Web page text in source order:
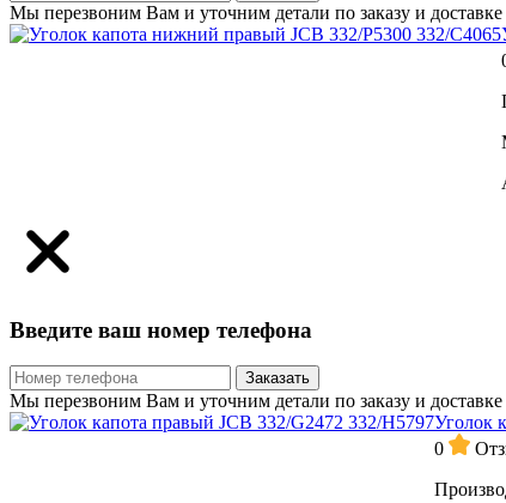
Мы перезвоним Вам и уточним детали по заказу и доставке
Введите ваш номер телефона
Заказать
Мы перезвоним Вам и уточним детали по заказу и доставке
Уголок
0